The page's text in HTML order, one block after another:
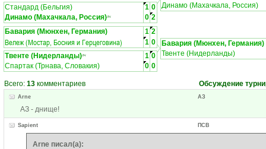
Стандард (Бельгия)
1 0
Динамо (Махачкала, Россия)ЛЧ 0 2
Динамо (Махачкала, Россия)
Бавария (Мюнхен, Германия) 1 2
Вележ (Мостар, Босния и Герцеговина) 1 0
Твенте (Нидерланды)ЛЧ 1 0
Спартак (Трнава, Словакия)
0 0
Бавария (Мюнхен, Германия)
Твенте (Нидерланды)
Всего: 13 комментариев Обсуждение
Arne АЗ
АЗ - днище!
Sapient ПСВ
Arne писал(а):